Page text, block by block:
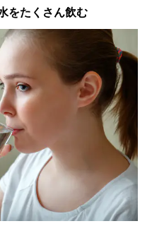
をたくさん飲む